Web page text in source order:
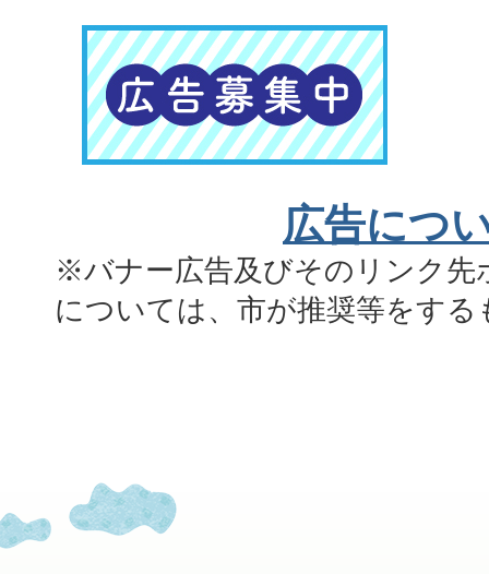
広告につ
※バナー広告及びそのリンク先
については、市が推奨等をす